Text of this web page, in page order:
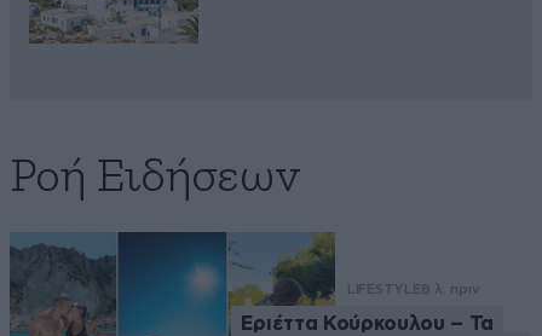
Ροή Ειδήσεων
LIFESTYLE8 λ. πριν
Εριέττα Κούρκουλου – Τα